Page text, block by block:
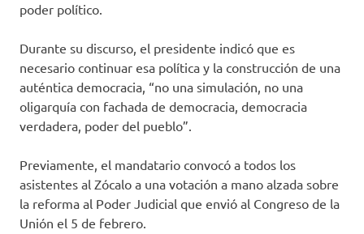
poder político.
Durante su discurso, el presidente indicó que es
necesario continuar esa política y la construcción de una
auténtica democracia, “no una simulación, no una
oligarquía con fachada de democracia, democracia
verdadera, poder del pueblo”.
Previamente, el mandatario convocó a todos los
asistentes al Zócalo a una votación a mano alzada sobre
la reforma al Poder Judicial que envió al Congreso de la
Unión el 5 de febrero.